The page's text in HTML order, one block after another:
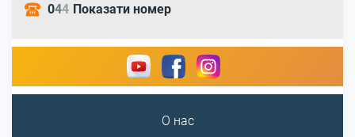
044 Показати номер
О нас